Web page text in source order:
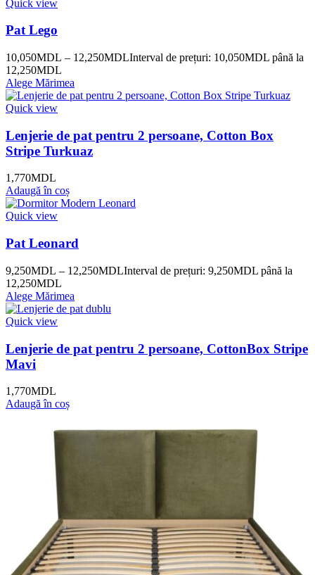
Quick view
Pat Lego
10,050MDL – 12,250MDLInterval de prețuri: 10,050MDL până la
12,250MDL
Alege Mărimea
Quick view
Lenjerie de pat pentru 2 persoane, Cotton Box
Stripe Turkuaz
1,770MDL
Adaugă în coș
Quick view
Pat Leonard
9,250MDL – 12,250MDLInterval de prețuri: 9,250MDL până la
12,250MDL
Alege Mărimea
Quick view
Lenjerie de pat pentru 2 persoane, CottonBox Stripe
Mavi
1,770MDL
Adaugă în coș